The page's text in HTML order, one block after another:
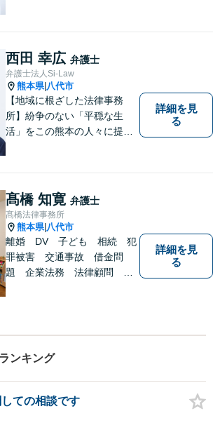
やお気持ちに配慮し、納得の
いく解決のサポートができま
すよう、一つ一つのご依頼に
誠実に取り組んでまいりま
す。
西田 幸広 弁護士
弁護士法人Si-Law
熊本県| 八代市
【地域に根ざした法律事務
所】紛争のない「平穏な生
活」をこの熊本の人々に提供
す。一人でも多くの熊本地域
の人たちに紛争のない「平穏
な生活」を提供するという志
を持って日々の仕事に取り組
んでまいります。
詳細を見
る
髙橋 知寛 弁護士
髙橋法律事務所
熊本県| 八代市
離婚 DV 子ども 相続 犯
罪被害 交通事故 借金問
題 企業法務 法律顧問
詳細を見
る
ンキング
ての相談です